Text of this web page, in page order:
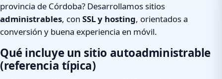
provincia de Córdoba? Desarrollamos sitios
administrables, con SSL y hosting, orientados a
conversión y buena experiencia en móvil.
Qué incluye un sitio autoadministrable
(referencia típica)